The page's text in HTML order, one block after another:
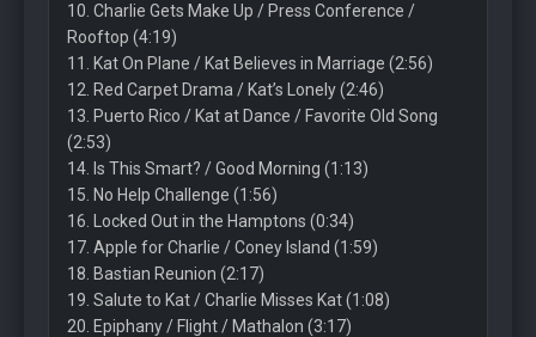
10. Charlie Gets Make Up / Press Conference /
Rooftop (4:19)
11. Kat On Plane / Kat Believes in Marriage (2:56)
12. Red Carpet Drama / Kat’s Lonely (2:46)
13. Puerto Rico / Kat at Dance / Favorite Old Song
(2:53)
14. Is This Smart? / Good Morning (1:13)
15. No Help Challenge (1:56)
16. Locked Out in the Hamptons (0:34)
17. Apple for Charlie / Coney Island (1:59)
18. Bastian Reunion (2:17)
19. Salute to Kat / Charlie Misses Kat (1:08)
20. Epiphany / Flight / Mathalon (3:17)